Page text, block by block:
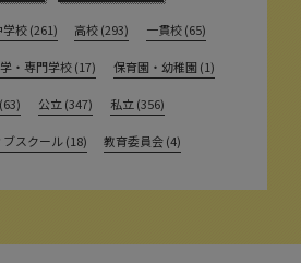
学校 (261) 高校 (293) 一貫校 (65)
・専門学校 (17) 保育園・幼稚園 (1)
公立 (347) 私立 (356)
スクール (18) 教育委員会 (4)